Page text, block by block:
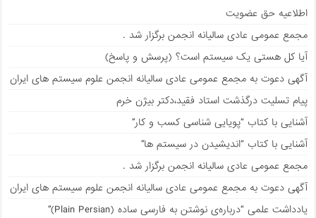
اطلاعیه حق عضویت
مجمع عمومی عادی سالیانه انجمن برگزار شد .
آیا کل هستی یک سیستم است؟ (پرسش و پاسخ)
آگهی دعوت به مجمع عمومی عادی سالیانه انجمن علوم سیستم های ایران
پیام تسلیت درگذشت استاد فقید،دکتر بیژن خرم
آشنایی با کتاب “پویایی شناسی کسب و کار”
آشنایی با کتاب “اندیشیدن در سیستم ها”
مجمع عمومی عادی سالیانه انجمن برگزار شد .
آگهی دعوت به مجمع عمومی عادی سالیانه انجمن علوم سیستم های ایران
يادداشت علمی “درباره‌ی نوشتن به فارسی ساده (Plain Persian)”